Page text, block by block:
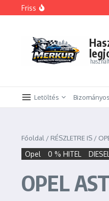
Ugrás a tartalomhoz
Friss
BMW 325i xDrive
PEUGEOT
Letöltés
Főoldal / RÉSZLETRE IS /
Opel 0 % HITEL DIESEL
OPEL